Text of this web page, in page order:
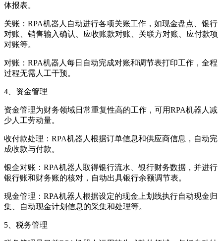
体报表。
关账：RPA机器人自动进行各项关账工作，如现金盘点、银行
对账、销售输入确认、应收账款对账、关联方对账、应付款项
对账等。
对账：RPA机器人每日自动完成对账和调节表打印工作，全程
过程无需人工干预。
4、资金管理
资金管理为财务领域日常重复性高的工作，可用RPA机器人减
少人工劳动量。
收付款处理：RPA机器人根据订单信息和供应商信息，自动完
成收款与付款。
银企对账：RPA机器人取得银行流水、银行财务数据，并进行
银行账和财务账的核对，自动出具银行余额调节表。
现金管理：RPA机器人根据设定的现金上划线执行自动现金归
集、自动现金计划信息的采集和处理等。
5、税务管理